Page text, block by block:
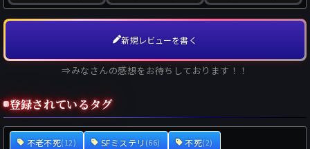
新規レビューを書く
⇒みなさんの感想をお待ちしております！！
登録されているタグ
不老不死(12) SFミステリ(66) 不死(2)